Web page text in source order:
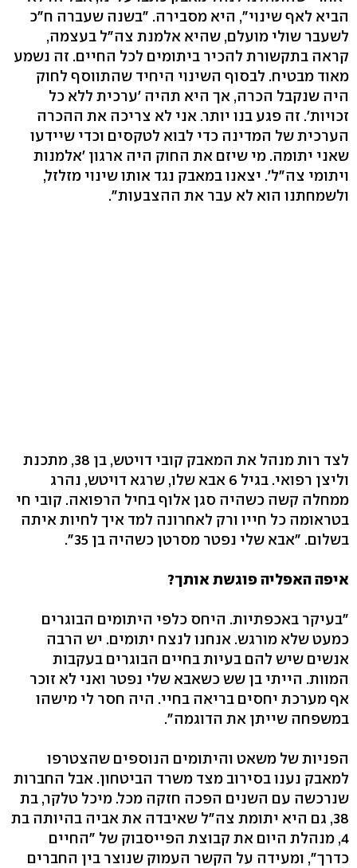
הביא לאף שינוי", היא מסבירה. "בשנה שעברה ח"כ
לשעבר שולי מועלם, שהיא אלמנת צה"ל בעצמה,
קראה בתקשורת להכיר ביתומים לכל החיים. זה נשמע
מאוד מבטיח. לבסוף השינוי היחיד שהתווסף לחוק
היה שנקבל הכרה, אך היא תהיה 'ערכית ללא כל
זכויות'. זה פגע בנו יותר. אני לא צריכה את ההכרה
הערכית של המדינה כדי לבוא לטקסים וכדי שיידעו
שאני יתומה. מי שיזם את החוק היה ארגון 'אלמנות
ויתומי צה"ל'. יצאנו במאבק נגד אותו שינוי מזלזל,
ולשמחתנו הוא לא עבר את ההצבעות".
לצד רות מנהל את המאבק קובי דויטש, בן 38, מתכנת
וליצן רפואי. בגיל 6 אבא שלו, שרגא דויטש, נהרג
ממחלה קשה כשהיה סגן אלוף בחיל הרפואה. קובי חי
בטראומה כל חייו ורק לאחרונה למד איך לחיות איתה
בשלום. "אבא שלי נפטר מסרטן כשהיה בן 35".
איפה האפליה פוגשת אותך?
"בעיקר באכפתיות. היחס כלפי היתומים הבוגרים
כמעט שלא מורגש. אנחנו לנצח יתומים. יש הרבה
אנשים שיש להם בעיות בחיים הבוגרים בעקבות
המוות. הייתי בן שש כשאבא שלי נפטר ואני לא זוכר
אף מערכת יחסים בריאה בחיי. היה חסר לי מישהו
במשפחה שייתן את הדוגמה".
הפניות של משאט והיתומים הנוספים שהצטרפו
למאבק נענו בסירוב מצד משרד הביטחון. אבל החברות
שנרכשה עם השנים הפכה חזקה מכל. מיכל טלקר, בת
38, גם היא יתומת צה"ל שאיבדה את אביה בהיותה בת
4, מנהלת היום את קבוצת הפייסבוק של "החיים
כדרך", ומעידה על הקשר העמוק שנוצר בין החברים